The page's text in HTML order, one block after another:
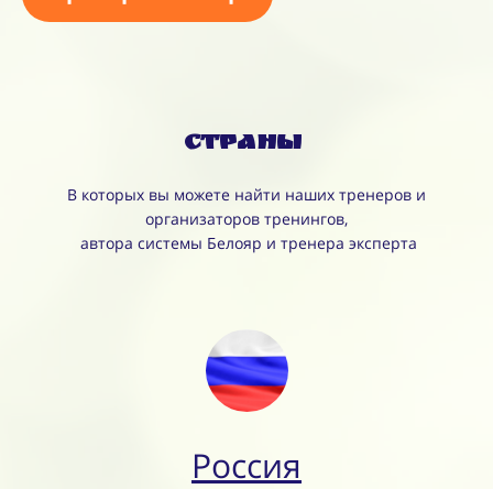
Страны
В которых вы можете найти наших тренеров и
организаторов тренингов,
автора системы Белояр и тренера эксперта
Россия